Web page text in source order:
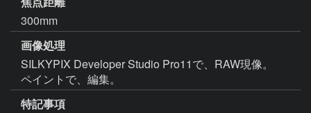
300mm
画像処理
SILKYPIX Developer Studio Pro11で、RAW現像。
ペイントで、編集。
特記事項